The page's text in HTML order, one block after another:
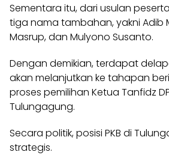
Sementara itu, dari usulan
tiga nama tambahan, yakni Adib
Masrup, dan Mulyono Susanto.
Dengan demikian, terdapat
akan melanjutkan ke tahapan
proses pemilihan Ketua Tanfidz
Tulungagung.
Secara politik, posisi PKB di
strategis.